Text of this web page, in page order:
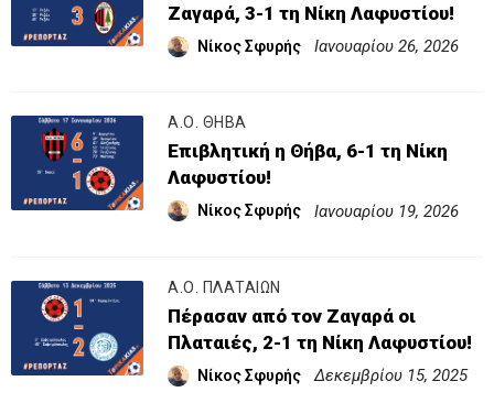
Ζαγαρά, 3-1 τη Νίκη Λαφυστίου!
Νίκος Σφυρής Ιανουαρίου 26, 2026
Α.Ο. ΘΗΒΑ
Επιβλητική η Θήβα, 6-1 τη Νίκη
Λαφυστίου!
Νίκος Σφυρής Ιανουαρίου 19, 2026
Α.Ο. ΠΛΑΤΑΙΩΝ
Πέρασαν από τον Ζαγαρά οι
Πλαταιές, 2-1 τη Νίκη Λαφυστίου!
Νίκος Σφυρής Δεκεμβρίου 15, 2025